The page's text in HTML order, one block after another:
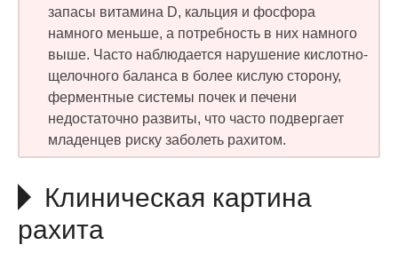
запасы витамина D, кальция и фосфора
намного меньше, а потребность в них намного
выше. Часто наблюдается нарушение кислотно-
щелочного баланса в более кислую сторону,
ферментные системы почек и печени
недостаточно развиты, что часто подвергает
младенцев риску заболеть рахитом.
Клиническая картина
рахита